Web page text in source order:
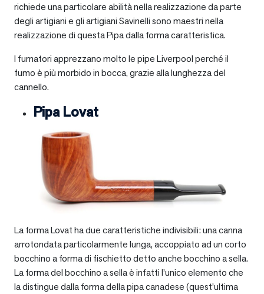
richiede una particolare abilità nella realizzazione da parte
degli artigiani e gli artigiani Savinelli sono maestri nella
realizzazione di questa Pipa dalla forma caratteristica.
I fumatori apprezzano molto le pipe Liverpool perché il
fumo è più morbido in bocca, grazie alla lunghezza del
cannello.
Pipa Lovat
La forma Lovat ha due caratteristiche indivisibili: una canna
arrotondata particolarmente lunga, accoppiato ad un corto
bocchino a forma di fischietto detto anche bocchino a sella.
La forma del bocchino a sella è infatti l’unico elemento che
la distingue dalla forma della pipa canadese (quest’ultima